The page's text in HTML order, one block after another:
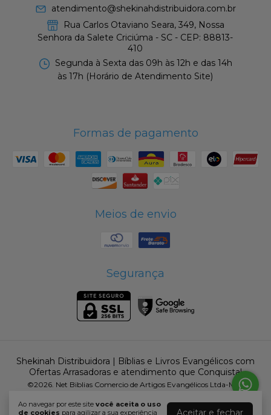
Ao navegar por este site você aceita o uso
de cookies para agilizar a sua experiência Aceitar e fechar
atendimento@shekinahdistribuidora.com.br
Rua Carlos Otaviano Seara, 349, Nossa
Senhora da Salete Criciúma - SC - CEP: 88813-
410
Segunda à Sexta das 09h às 12h e das 14h
às 17h (Horário de Atendimento Site)
Formas de pagamento
Meios de envio
Segurança
Shekinah Distribuidora | Bíblias e Livros Evangélicos com
Ofertas Arrasadoras e atendimento que Conquista!
©2026. Net Biblias Comercio de Artigos Evangélicos Ltda-Me -